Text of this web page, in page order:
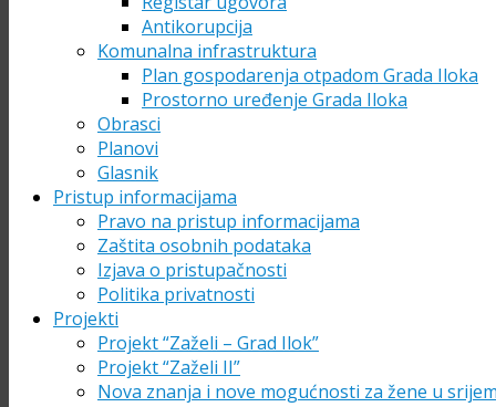
Antikorupcija
Komunalna infrastruktura
Plan gospodarenja otpadom Grada Iloka
Prostorno uređenje Grada Iloka
Obrasci
Planovi
Glasnik
Pristup informacijama
Pravo na pristup informacijama
Zaštita osobnih podataka
Izjava o pristupačnosti
Politika privatnosti
Projekti
Projekt “Zaželi – Grad Ilok”
Projekt “Zaželi II”
Nova znanja i nove mogućnosti za žene u